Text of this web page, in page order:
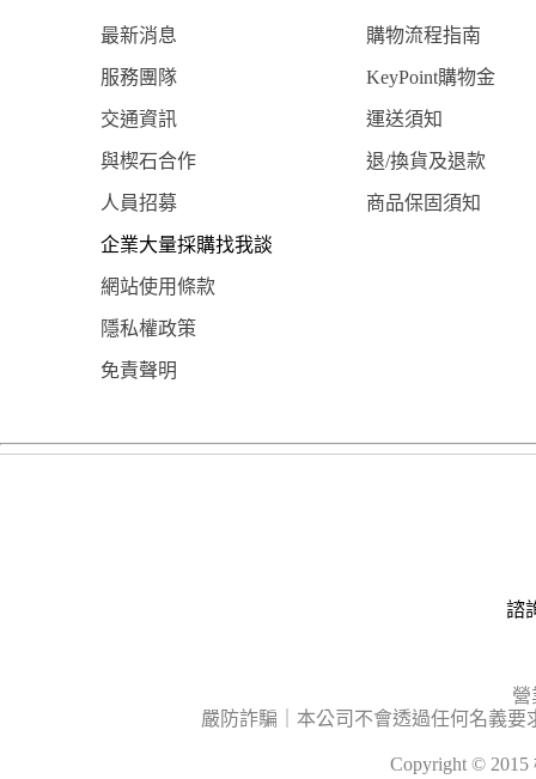
最新消息 購物流程指南
服務團隊 KeyPoint購物金
交通資訊 運送須知
與楔石合作 退/換貨及退款
人員招募 商品保固須知
企業大量採購找我談
網站使用條款
隱私權政策
免責聲明
諮
營
嚴防詐騙｜本公司不會透過任何名義
Copyright ©